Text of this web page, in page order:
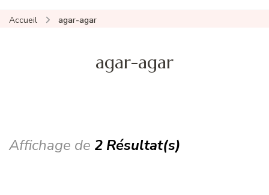
Accueil agar-agar
agar-agar
Affichage de 2 Résultat(s)